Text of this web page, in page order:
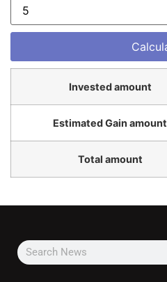
Invested amount
Estimated Gain amount
Total amount